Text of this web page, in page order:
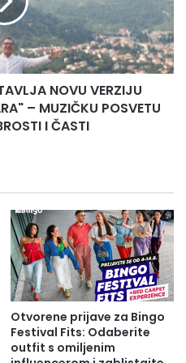
NOVU VERZIJU
– MUZIČKU POSVETU
I ČASTI
Otvorene prijave za Bingo
Festival Fits: Odaberite
outfit s omiljenim